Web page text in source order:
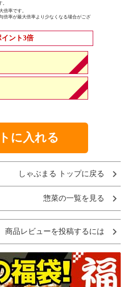
倍率です。
倍率が最大倍率より少なくなる場合がござ
ント3倍
に入れる
しゃぶまる トップに戻る
惣菜の一覧を見る
商品レビューを投稿するには